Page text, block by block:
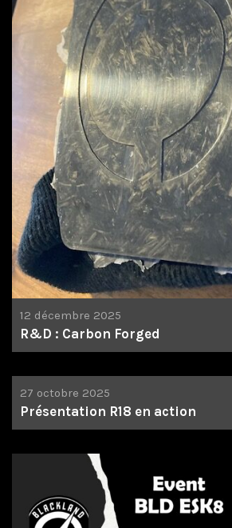
12 décembre 2025
R&D : Carbon Forged
27 octobre 2025
Présentation R18 en action